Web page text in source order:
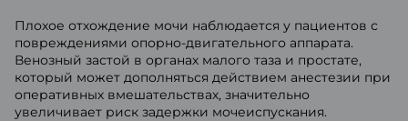
Плохое отхождение мочи наблюдается у пациентов с
повреждениями опорно-двигательного аппарата.
Венозный застой в органах малого таза и простате,
который может дополняться действием анестезии при
оперативных вмешательствах, значительно
увеличивает риск задержки мочеиспускания.